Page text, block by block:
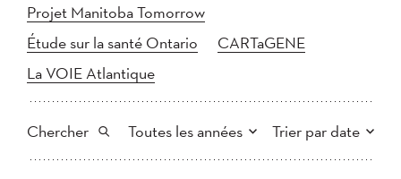
Projet Manitoba Tomorrow
Étude sur la santé Ontario
CARTaGENE
La VOIE Atlantique
Chercher Toutes les années Trier par date